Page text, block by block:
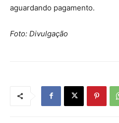
aguardando pagamento.
Foto: Divulgação